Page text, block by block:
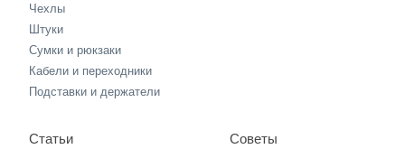
Чехлы
Штуки
Сумки и рюкзаки
Кабели и переходники
Подставки и держатели
Статьи
Советы